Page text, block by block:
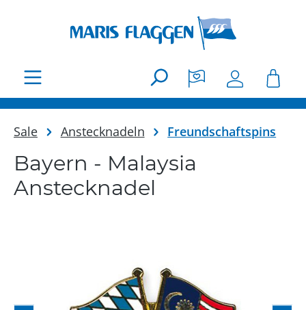
Sale Anstecknadeln Freundschaftspins
Bayern - Malaysia
Anstecknadel